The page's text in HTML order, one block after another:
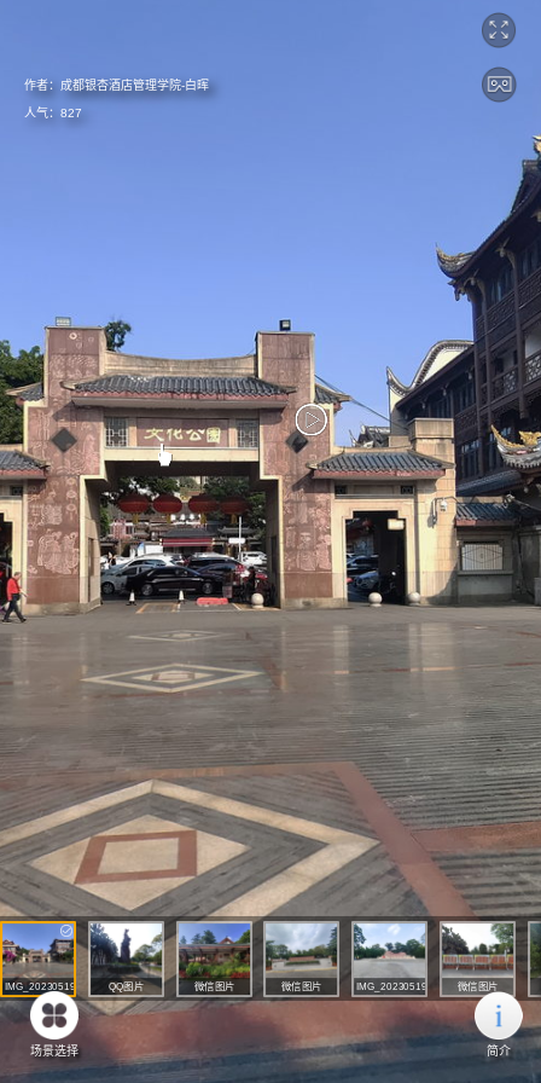
作者： 成都银杏酒店管理学院-白晖
人气： 827
简介
场景选择
IMG_20230519_170134
全景
QQ图片
20230923223805
微信图片
_20230528152..
微信图片
_20230923221701
IMG_20230519_144723
全景
微信图片
_20230528153..